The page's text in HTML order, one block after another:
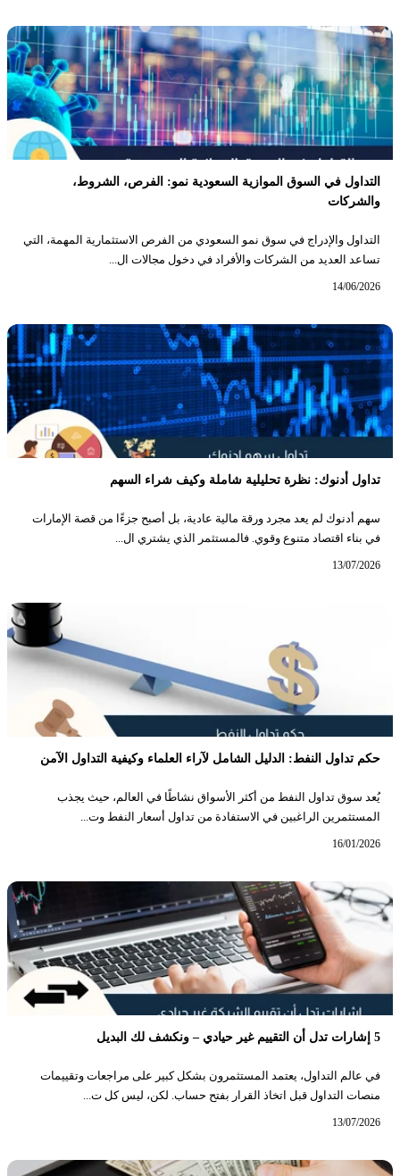
التداول في السوق الموازية السعودية نمو: الفرص، الشروط،
والشركات
التداول والإدراج في سوق نمو السعودي من الفرص الاستثمارية المهمة، التي
تساعد العديد من الشركات والأفراد في دخول مجالات ال...
14/06/2026
تداول أدنوك: نظرة تحليلية شاملة وكيف شراء السهم
سهم أدنوك لم يعد مجرد ورقة مالية عادية، بل أصبح جزءًا من قصة الإمارات
في بناء اقتصاد متنوع وقوي. فالمستثمر الذي يشتري ال...
13/07/2026
حكم تداول النفط: الدليل الشامل لآراء العلماء وكيفية التداول الآمن
يُعد سوق تداول النفط من أكثر الأسواق نشاطًا في العالم، حيث يجذب
المستثمرين الراغبين في الاستفادة من تداول أسعار النفط وت...
16/01/2026
5 إشارات تدل أن التقييم غير حيادي – ونكشف لك البديل
في عالم التداول، يعتمد المستثمرون بشكل كبير على مراجعات وتقييمات
منصات التداول قبل اتخاذ القرار بفتح حساب. لكن، ليس كل ت...
13/07/2026